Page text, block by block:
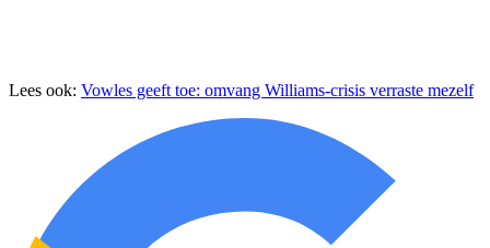
Lees ook: Vowles geeft toe: omvang Williams-crisis verraste mezelf